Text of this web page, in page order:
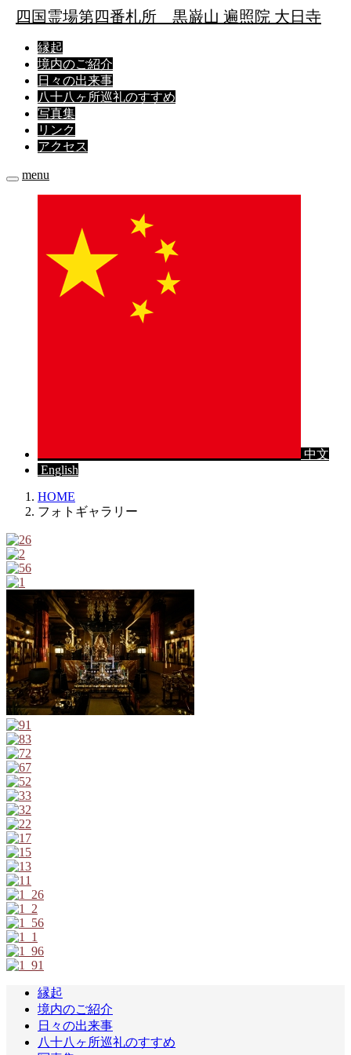
四国霊場第四番札所 黒巌山 遍照院 大日寺
縁起
境内のご紹介
日々の出来事
八十八ヶ所巡礼のすすめ
写真集
リンク
アクセス
menu
中文
English
HOME
フォトギャラリー
縁起
境内のご紹介
日々の出来事
八十八ヶ所巡礼のすすめ